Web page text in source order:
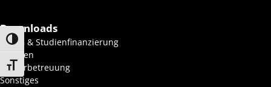
Umschalten auf hohe Kontraste
Schrift vergrößern
Downloads
BAföG & Studienfinanzierung
Wohnen
Kinderbetreuung
Sonstiges